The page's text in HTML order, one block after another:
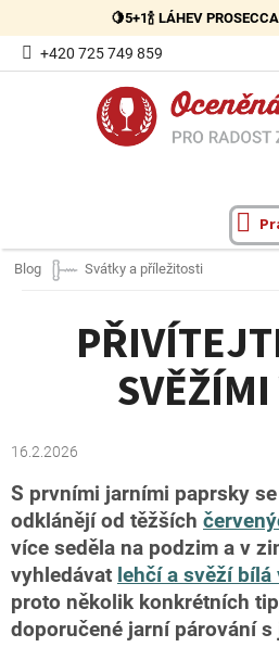
obsah
🍋5+1🍾 LÁHEV
+420 725 749 859
Blog Svátky a příležitosti
16.2.2026
S prvními jarními paprsky
odklánějí od těžších
více seděla na podzim a v
vyhledávat lehčí a svěží bílá
proto několik konkrétních
doporučené jarní párování s